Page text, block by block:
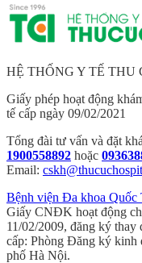
HỆ THỐNG Y TẾ THU
Giấy phép hoạt động
tế cấp ngày 09/02/2021
Tổng đài tư vấn và đặt
1900558892 hoặc
Email:
Bệnh viện Đa khoa Quốc
Giấy CNĐK hoạt động
11/02/2009, đăng ký
cấp: Phòng Đăng ký kinh
phố Hà Nội.